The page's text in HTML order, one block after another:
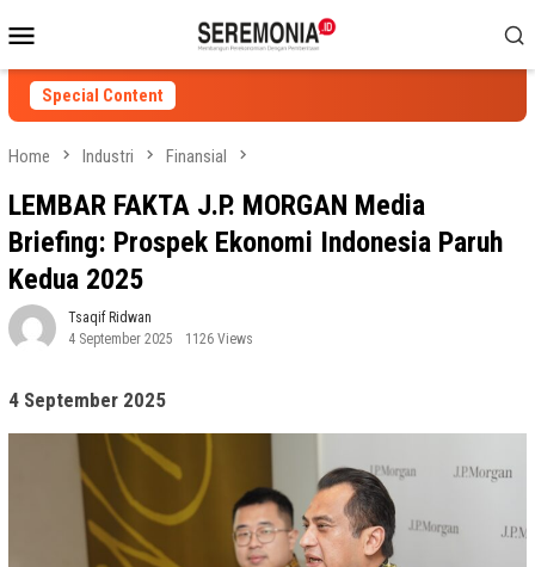
to
contentMenu
Special Content
Home Industri Finansial
LEMBAR FAKTA J.P. MORGAN Media
Briefing: Prospek Ekonomi Indonesia Paruh
Kedua 2025
Tsaqif Ridwan
4 September 2025
1126 Views
4 September 2025